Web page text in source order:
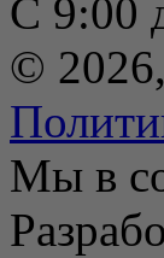
С 9:00
©
Мы в